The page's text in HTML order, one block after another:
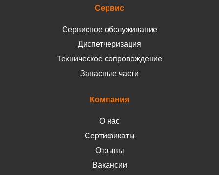
Сервис
Сервисное обслуживание
Диспетчеризация
Техническое сопровождение
Запасные части
Компания
О нас
Сертификаты
Отзывы
Вакансии